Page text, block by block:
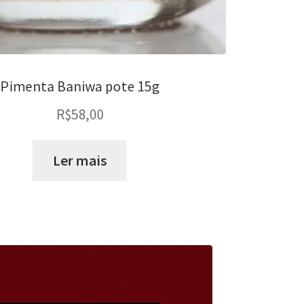
Pimenta Baniwa pote 15g
R$58,00
Ler mais